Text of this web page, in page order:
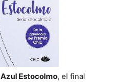
Azul Estocolmo, el final